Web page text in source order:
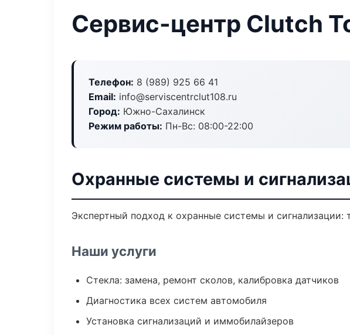
Сервис-центр Clutch
Телефон: 8 (989) 925 66 41
Email: info@serviscentrclut108.ru
Город: Южно-Сахалинск
Режим работы: Пн-Вс: 08:00-22:00
Охранные системы и
Экспертный подход к охранные системы и
Наши услуги
Стекла: замена, ремонт сколов, калибровка датчиков
Диагностика всех систем автомобиля
Установка сигнализаций и иммобилайзеров